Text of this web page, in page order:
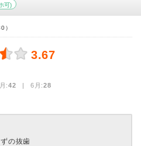
可)
）
3.67
:42 | 6月:28
の抜歯